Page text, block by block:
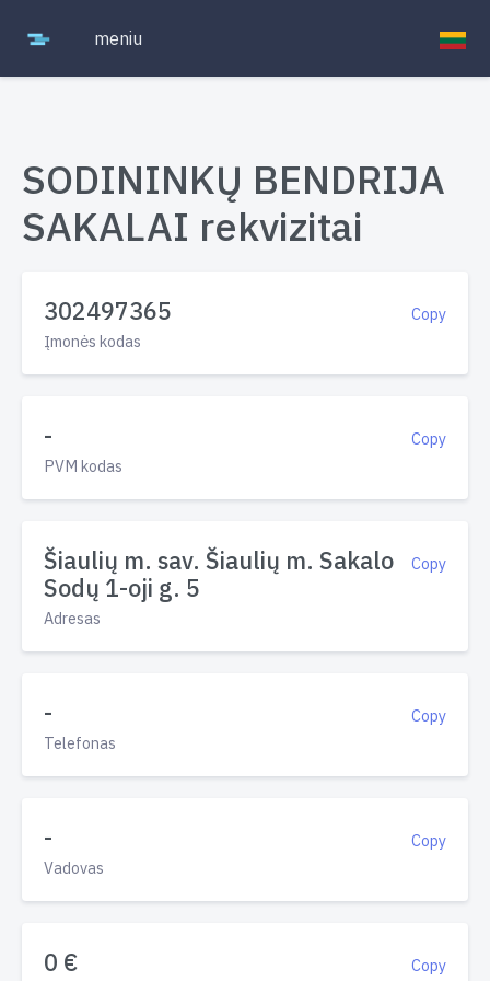
meniu
SODININKŲ BENDRIJA
SAKALAI rekvizitai
Copy
302497365
Įmonės kodas
Copy
-
PVM kodas
Copy
Šiaulių m. sav. Šiaulių m. Sakalo
Sodų 1-oji g. 5
Adresas
Copy
-
Telefonas
Copy
-
Vadovas
Copy
0 €